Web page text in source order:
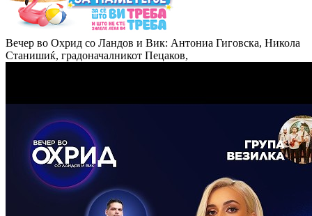
Вечер во Охрид со Ландов и Вик: Антониа Гиговска, Никола
Станишиќ, градоначалникот Пецаков,